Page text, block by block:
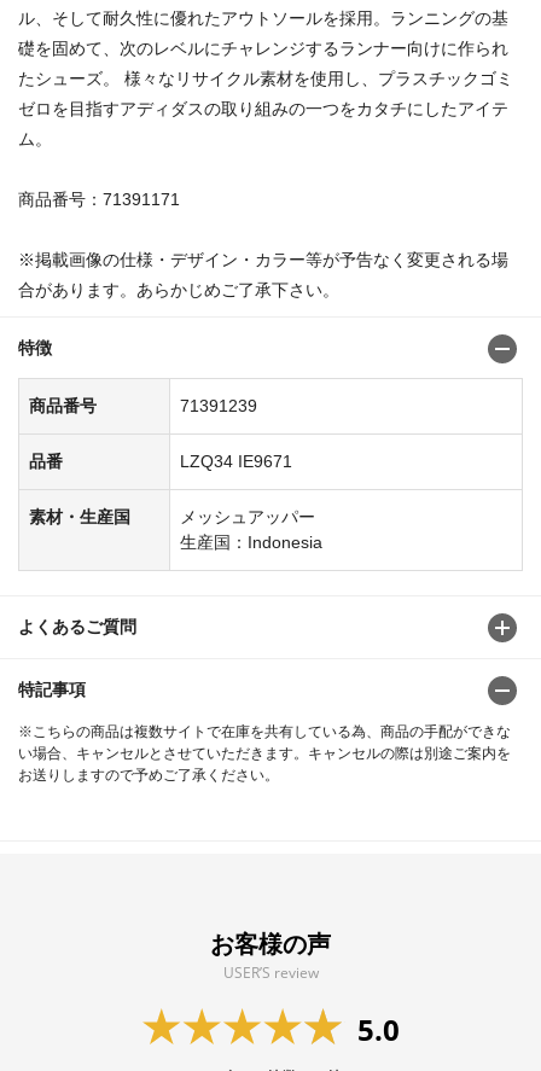
ル、そして耐久性に優れたアウトソールを採用。ランニングの基
礎を固めて、次のレベルにチャレンジするランナー向けに作られ
たシューズ。 様々なリサイクル素材を使用し、プラスチックゴミ
ゼロを目指すアディダスの取り組みの一つをカタチにしたアイテ
ム。
商品番号：71391171
※掲載画像の仕様・デザイン・カラー等が予告なく変更される場
合があります。あらかじめご了承下さい。
特徴
商品番号 71391239
品番 LZQ34 IE9671
素材・生産国
メッシュアッパー
生産国：Indonesia
よくあるご質問
特記事項
※こちらの商品は複数サイトで在庫を共有している為、商品の手配ができな
い場合、キャンセルとさせていただきます。キャンセルの際は別途ご案内を
お送りしますので予めご了承ください。
お客様の声
USER’S review
5.0